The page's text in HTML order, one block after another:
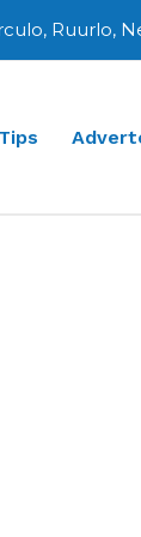
Ruurlo,
Tips